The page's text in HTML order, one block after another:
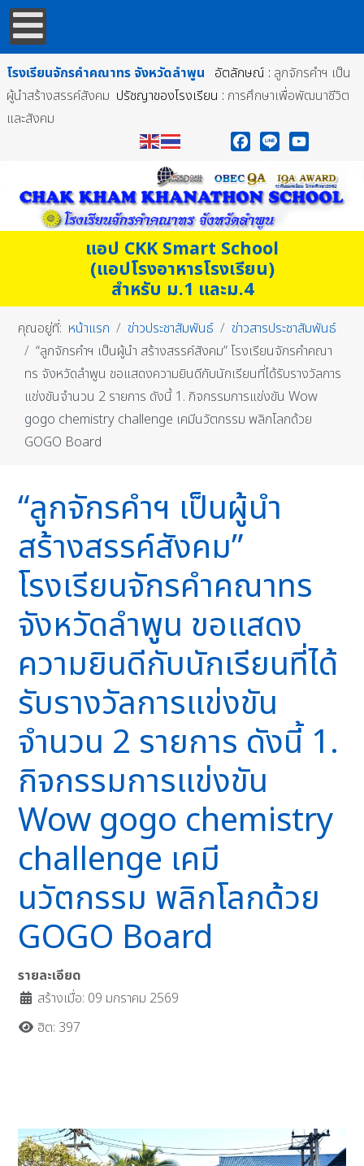
โรงเรียนจักรคำคณาทร จังหวัดลำพูน อัตลักษณ์ : ลูกจักรคำฯ เป็น
ผู้นำสร้างสรรค์สังคม ปรัชญาของโรงเรียน : การศึกษาเพื่อพัฒนาชีวิต
และสังคม
แอป CKK Smart School
(แอปโรงอาหารโรงเรียน)
สำหรับ ม.1 และม.4
คุณอยู่ที่: หน้าแรก ข่าวประชาสัมพันธ์
ข่าวสารประชาสัมพันธ์
“ลูกจักรคำฯ เป็นผู้นำ สร้างสรรค์สังคม” โรงเรียนจักรคำคณา
ทร จังหวัดลำพูน ขอแสดงความยินดีกับนักเรียนที่ได้รับรางวัลการ
แข่งขันจำนวน 2 รายการ ดังนี้ 1. กิจกรรมการแข่งขัน Wow
gogo chemistry challenge เคมีนวัตกรรม พลิกโลกด้วย
GOGO Board
“ลูกจักรคำฯ เป็นผู้นำ
สร้างสรรค์สังคม”
โรงเรียนจักรคำคณาทร
จังหวัดลำพูน ขอแสดง
ความยินดีกับนักเรียนที่ได้
รับรางวัลการแข่งขัน
จำนวน 2 รายการ ดังนี้ 1.
กิจกรรมการแข่งขัน
Wow gogo chemistry
challenge เคมี
นวัตกรรม พลิกโลกด้วย
GOGO Board
รายละเอียด
สร้างเมื่อ: 09 มกราคม 2569
ฮิต: 397